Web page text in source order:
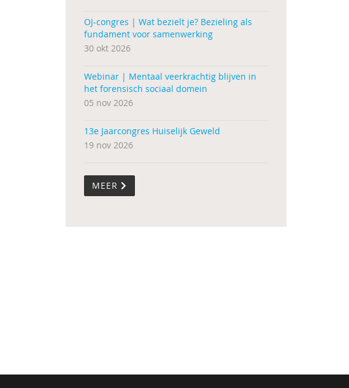
OJ-congres | Wat bezielt je? Bezieling als
fundament voor samenwerking
30 okt 2026
Webinar | Mentaal veerkrachtig blijven in
het forensisch sociaal domein
05 nov 2026
13e Jaarcongres Huiselijk Geweld
19 nov 2026
MEER